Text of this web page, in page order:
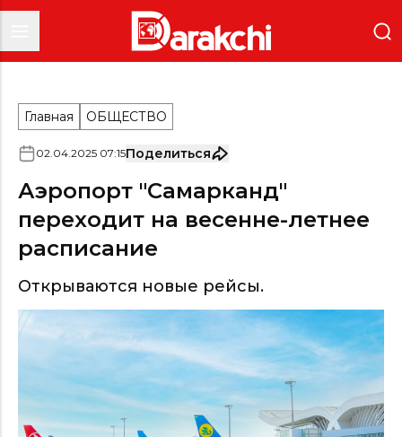
Главная ОБЩЕСТВО
02.04.2025 07:15Поделиться
Аэропорт "Самарканд"
переходит на весенне-летнее
расписание
Открываются новые рейсы.